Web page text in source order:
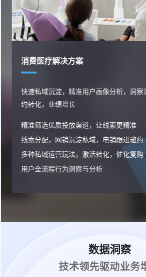
消费医疗解决方案
快速私域沉淀，精准用户画像分析，洞
约转化，业绩增长
精准筛选优质投放渠道，让线索更精准
线索分配，网销沉淀私域，电销跟进邀约
多种私域运营玩法，激活转化，催化复购
用户全流程行为洞察与分析
数据洞察
技术领先驱动业务